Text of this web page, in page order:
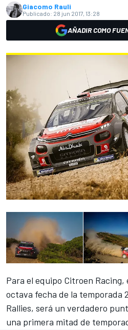
Giacomo Rauli
Publicado: 28 jun 2017, 13:28
AÑADIR COMO
Para el equipo Citroen Racing,
octava fecha de la temporada
Rallies, será un verdadero
una primera mitad de